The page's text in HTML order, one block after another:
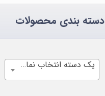
دسته بندی محصولات
یک دسته انتخاب نمایید